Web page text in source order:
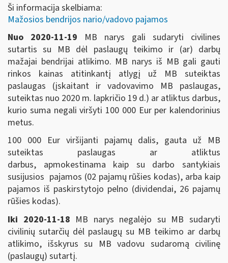
Ši informacija skelbiama:
Mažosios bendrijos nario/vadovo pajamos
Nuo 2020-11-19 MB narys gali sudaryti civilines
sutartis su MB dėl paslaugų teikimo ir (ar) darbų
mažajai bendrijai atlikimo. MB narys iš MB gali gauti
rinkos kainas atitinkantį atlygį už MB suteiktas
paslaugas (įskaitant ir vadovavimo MB paslaugas,
suteiktas nuo 2020 m. lapkričio 19 d.) ar atliktus darbus,
kurio suma negali viršyti 100 000 Eur per kalendorinius
metus.
100 000 Eur viršijanti pajamų dalis, gauta už MB
suteiktas paslaugas ar atliktus
darbus, apmokestinama kaip su darbo santykiais
susijusios pajamos (02 pajamų rūšies kodas), arba kaip
pajamos iš paskirstytojo pelno (dividendai, 26 pajamų
rūšies kodas).
Iki 2020-11-18 MB narys negalėjo su MB sudaryti
civilinių sutarčių dėl paslaugų su MB teikimo ar darbų
atlikimo, išskyrus su MB vadovu sudaromą civilinę
(paslaugų) sutartį.